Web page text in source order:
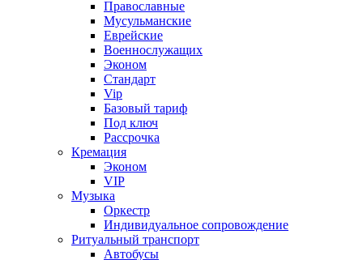
Православные
Мусульманские
Еврейские
Военнослужащих
Эконом
Стандарт
Vip
Базовый тариф
Под ключ
Рассрочка
Кремация
Эконом
VIP
Музыка
Оркестр
Индивидуальное сопровождение
Ритуальный транспорт
Автобусы